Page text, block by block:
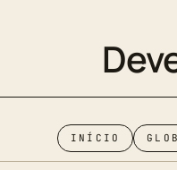
INÍCIO